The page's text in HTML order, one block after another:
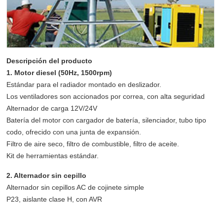
Descripción del producto
1. Motor diesel (50Hz, 1500rpm)
Estándar para el radiador montado en deslizador.
Los ventiladores son accionados por correa, con alta seguridad
Alternador de carga 12V/24V
Batería del motor con cargador de batería, silenciador, tubo tipo
codo, ofrecido con una junta de expansión.
Filtro de aire seco, filtro de combustible, filtro de aceite.
Kit de herramientas estándar.
2. Alternador sin cepillo
Alternador sin cepillos AC de cojinete simple
P23, aislante clase H, con AVR